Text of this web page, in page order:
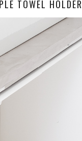
TOWEL HOLDER